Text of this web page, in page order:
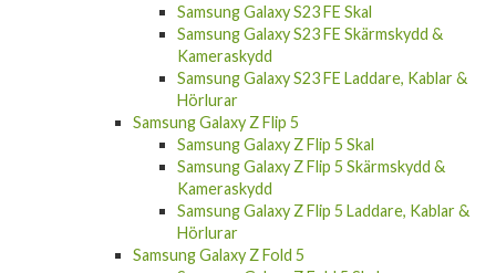
Samsung Galaxy S23 FE Skal
Samsung Galaxy S23 FE Skärmskydd &
Kameraskydd
Samsung Galaxy S23 FE Laddare, Kablar &
Hörlurar
Samsung Galaxy Z Flip 5
Samsung Galaxy Z Flip 5 Skal
Samsung Galaxy Z Flip 5 Skärmskydd &
Kameraskydd
Samsung Galaxy Z Flip 5 Laddare, Kablar &
Hörlurar
Samsung Galaxy Z Fold 5